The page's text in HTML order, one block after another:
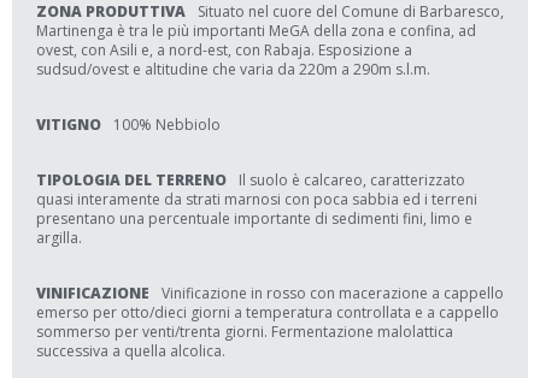
ZONA PRODUTTIVA
Situato nel cuore del Comune di Barbaresco,
Martinenga è tra le più importanti MeGA della zona e confina, ad
ovest, con Asili e, a nord-est, con Rabaja. Esposizione a
sudsud/ovest e altitudine che varia da 220m a 290m s.l.m.
VITIGNO 100% Nebbiolo
TIPOLOGIA DEL TERRENO
Il suolo è calcareo, caratterizzato
quasi interamente da strati marnosi con poca sabbia ed i terreni
presentano una percentuale importante di sedimenti fini, limo e
argilla.
VINIFICAZIONE
Vinificazione in rosso con macerazione a cappello
emerso per otto/dieci giorni a temperatura controllata e a cappello
sommerso per venti/trenta giorni. Fermentazione malolattica
successiva a quella alcolica.